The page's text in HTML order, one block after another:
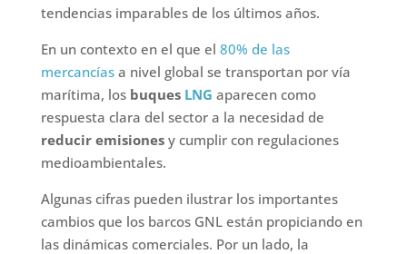
tendencias imparables de los últimos años.
En un contexto en el que el 80% de las
mercancíasa nivel global se transportan por vía
marítima, los buques LNG aparecen como
respuesta clara del sector a la necesidad de
reducir emisionesy cumplir con regulaciones
medioambientales.
Algunas cifras pueden ilustrar los importantes
cambios que los barcos GNL están propiciando en
las dinámicas comerciales. Por un lado, la